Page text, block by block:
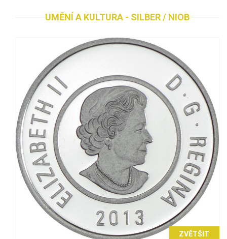
UMĚNÍ A KULTURA - SILBER / NIOB
ZVĚTŠIT